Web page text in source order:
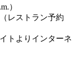
）
レストラン予約
ンターネ